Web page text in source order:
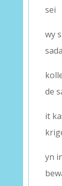
sei
wy
de
it
yn